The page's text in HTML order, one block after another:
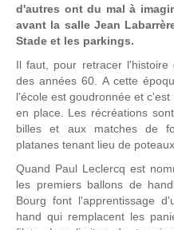
d'autres ont du mal à
avant la salle Jean
Stade et les parkings.
Il faut, pour retracer
des années 60. A cette
l'école est goudronnée et
en place. Les récréations
billes et aux matches de
platanes tenant lieu de poteaux.
Quand Paul Leclercq est
les premiers ballons de
Bourg font l'apprentissage
hand qui remplacent les